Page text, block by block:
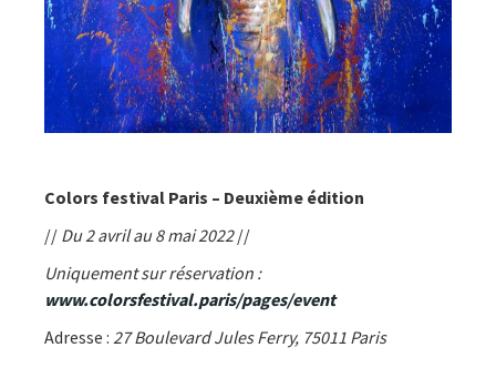
Colors festival Paris – Deuxième édition
// Du 2 avril au 8 mai 2022//
Uniquement sur réservation :
www.colorsfestival.paris/pages/event
Adresse : 27 Boulevard Jules Ferry, 75011 Paris